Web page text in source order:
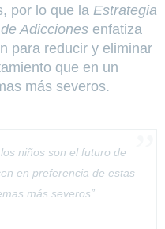
por lo que la Estrategia
Adicciones enfatiza
para reducir y eliminar
que en un
más severos.
niños son el futuro de
en preferencia de estas
más severos”